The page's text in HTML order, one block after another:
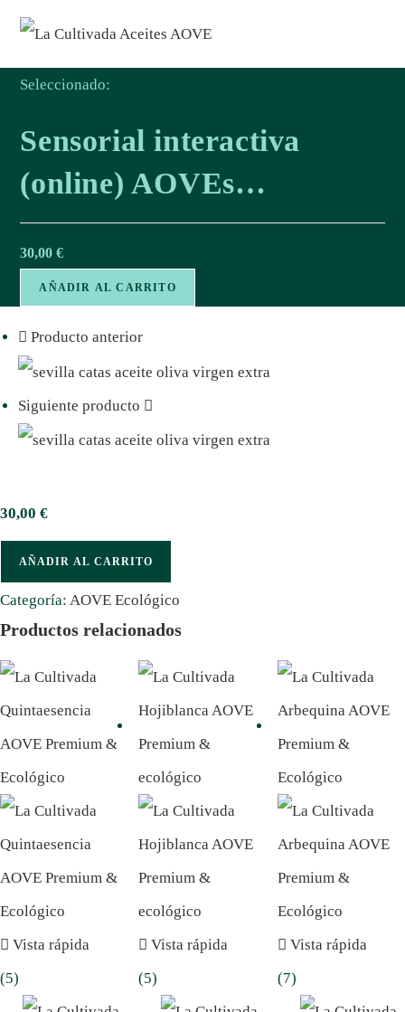
Seleccionado:
Sensorial interactiva
(online) AOVEs…
30,00€
AÑADIR AL CARRITO
Producto anterior
Siguiente producto
30,00 €
AÑADIR AL CARRITO
Categoría: AOVE Ecológico
Productos relacionados
Vista rápida
(5)
Vista rápida
(5)
Vista rápida
(7)